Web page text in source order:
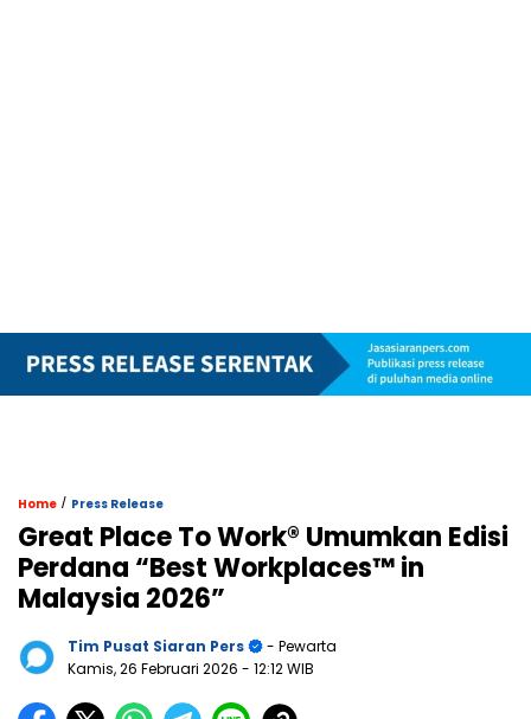
Home / Press Release
Great Place To Work® Umumkan Edisi
Perdana “Best Workplaces™ in
Malaysia 2026”
Tim Pusat Siaran Pers
- Pewarta
Kamis, 26 Februari 2026 - 12:12 WIB